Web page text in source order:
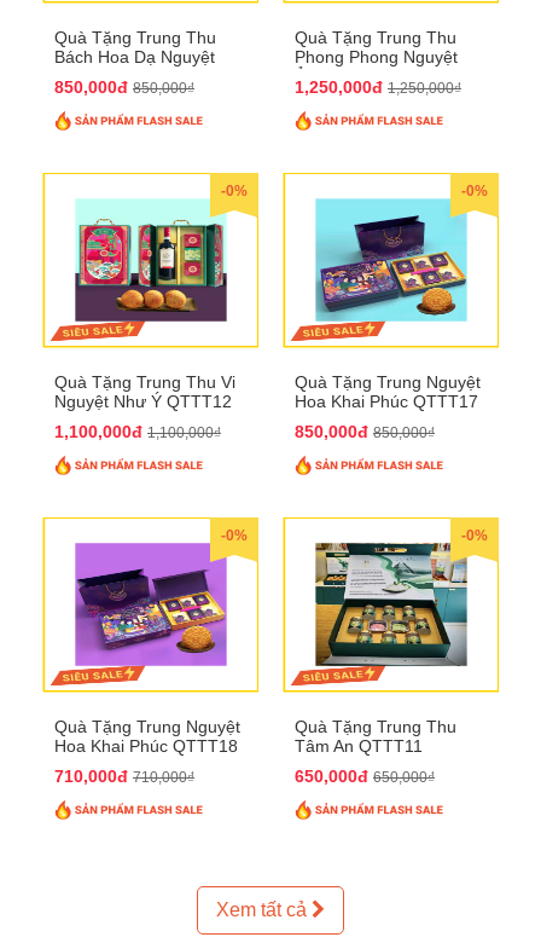
Quà Tặng Trung Thu
Bách Hoa Dạ Nguyệt
850,000đ 850,000₫
Quà Tặng Trung Thu
Phong Phong Nguyệt
1,250,000đ 1,250,000₫
-0%
Quà Tặng Trung Thu Vi
Nguyệt Như Ý QTTT12
1,100,000đ 1,100,000₫
-0%
Quà Tặng Trung Nguyệt
Hoa Khai Phúc QTTT17
850,000đ 850,000₫
-0%
Quà Tặng Trung Nguyệt
Hoa Khai Phúc QTTT18
710,000đ 710,000₫
-0%
Quà Tặng Trung Thu
Tâm An QTTT11
650,000đ 650,000₫
Xem tất cả